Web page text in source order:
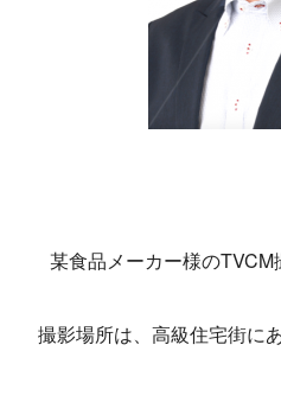
某食品メーカー様のTVCM
撮影場所は、高級住宅街に